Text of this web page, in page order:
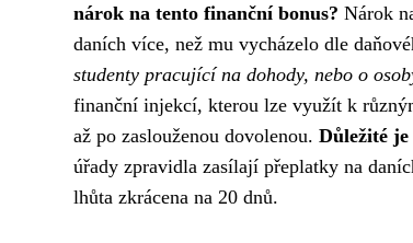
nárok na tento finanční bonus? Nárok
daních více, než mu vycházelo dle
studenty pracující na dohody, nebo o
finanční injekcí, kterou lze využít k
až po zaslouženou dovolenou. Důležité
úřady zpravidla zasílají přeplatky na
lhůta zkrácena na 20 dnů.